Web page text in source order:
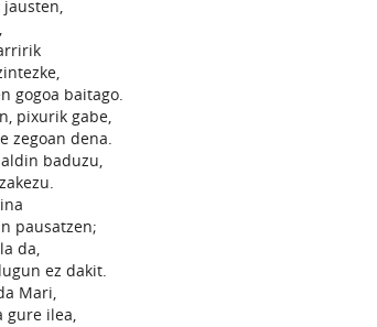
gogoa baitago.
pixurik gabe,
zegoan dena.
baduzu,
pausatzen;
da,
ez dakit.
Mari,
gure ilea,